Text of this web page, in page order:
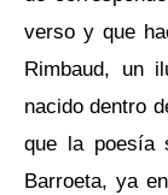
verso y que
Rimbaud, un
nacido dentro
que la poesía
Barroeta, ya